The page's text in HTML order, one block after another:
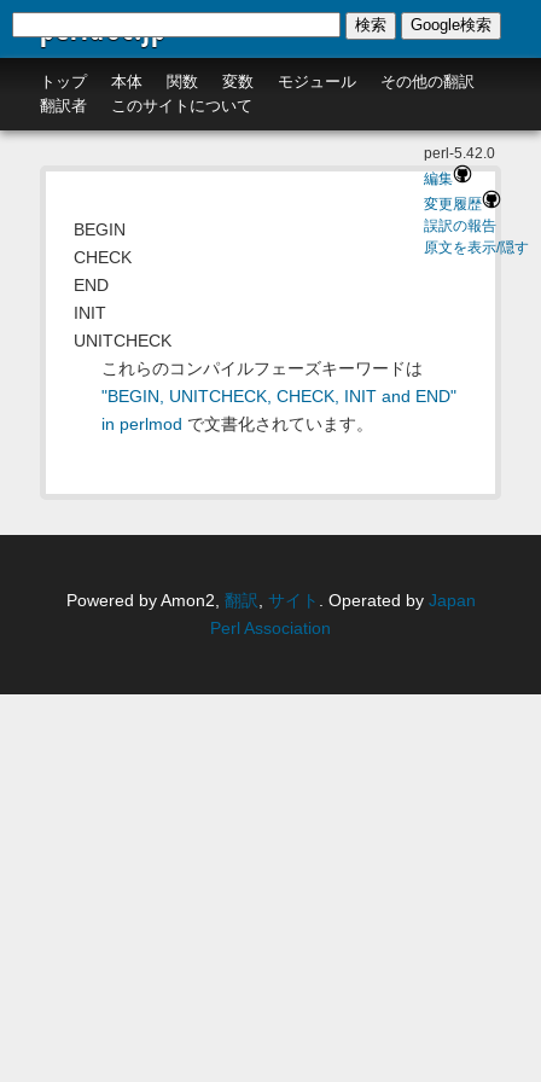
perldoc.jp
トップ 本体 関数 変数 モジュール
その他の翻訳
翻訳者
このサイトについて
検索 Google検索
perl-5.42.0
編集
変更履歴
誤訳の報告
原文を表示/隠す
BEGIN
CHECK
END
INIT
UNITCHECK
これらのコンパイルフェーズキーワードは
"BEGIN, UNITCHECK, CHECK, INIT and END"
in perlmod で文書化されています。
Powered by Amon2, 翻訳, サイト . Operated by Japan
Perl Association